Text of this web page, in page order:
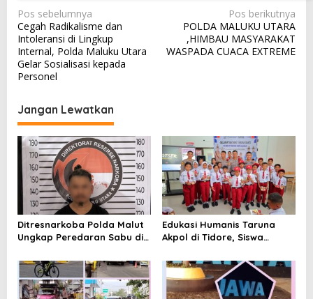
N
a
v
i
a
s
i
p
o
Pos sebelumnya
Cegah Radikalisme dan
Intoleransi di Lingkup
Internal, Polda Maluku Utara
Gelar Sosialisasi kepada
Personel
Pos berikutnya
POLDA MALUKU UTARA
,HIMBAU MASYARAKAT
WASPADA CUACA EXTREME
Jangan Lewatkan
Ditresnarkoba Polda Malut
Ungkap Peredaran Sabu di
Pengedar Diamankan
Edukasi Humanis Taruna
Akpol di Tidore, Siswa
Mandiri